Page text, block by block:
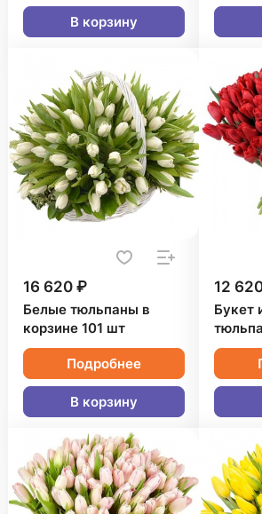
В корзину
16 620 ₽
Белые тюльпаны в
корзине 101 шт
Подробнее
В корзину
12
Букет